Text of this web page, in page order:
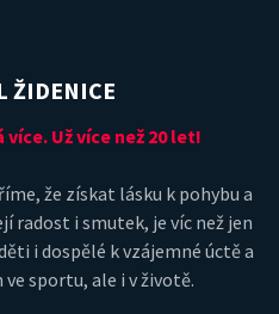
ŽIDENICE
Už více než 20 let!
že získat lásku k pohybu a
radost i smutek, je víc než jen
i dospělé k vzájemné úctě a
sportu, ale i v životě.